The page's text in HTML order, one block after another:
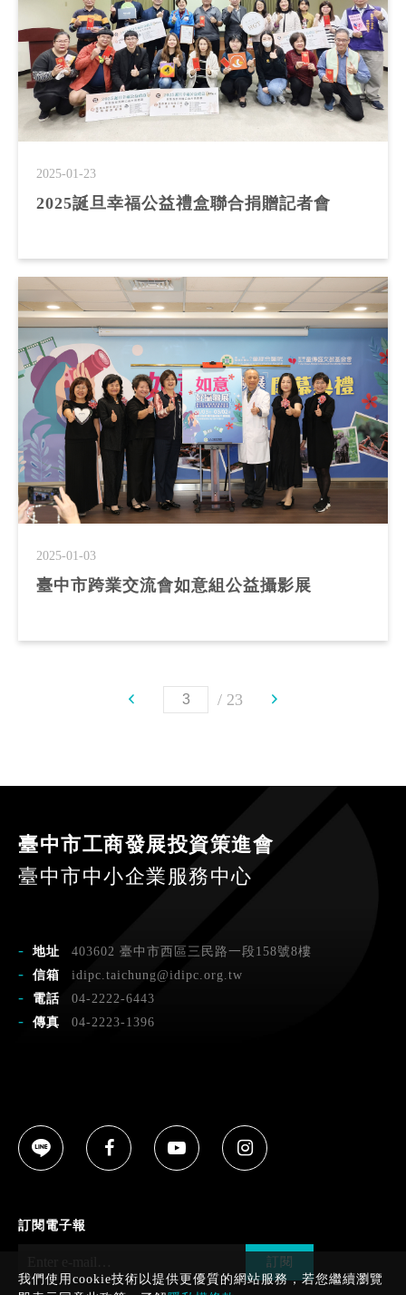
2025-01-23
2025誕旦幸福公益禮盒聯合捐贈記者會
2025-01-03
臺中市跨業交流會如意組公益攝影展
23
臺中市工商發展投資策進會
臺中市中小企業服務中心
地址
403602 臺中市西區三民路一段158號8樓
信箱
idipc.taichung@idipc.org.tw
電話
04-2222-6443
傳真
04-2223-1396
訂閱電子報
訂閱
我們使用cookie技術以提供更優質的網站服務，若您繼續瀏覽